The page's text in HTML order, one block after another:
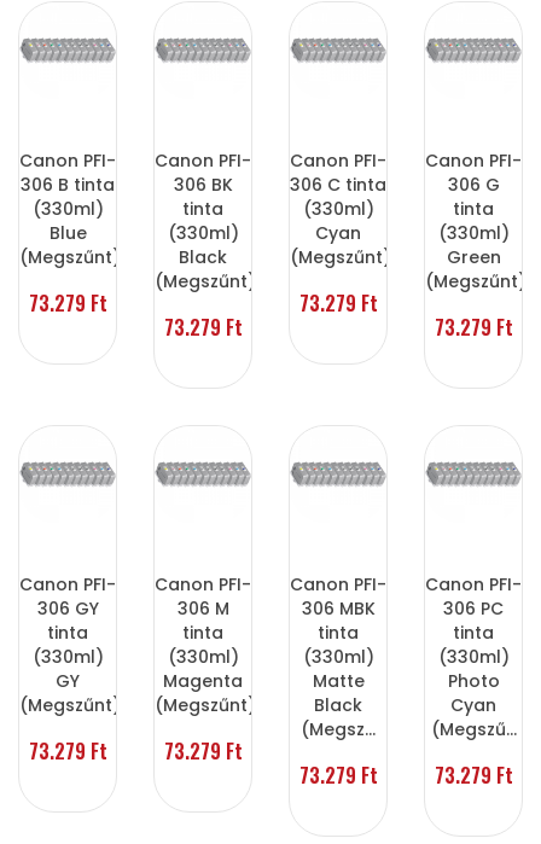
Canon PFI-
306 B tinta
(330ml)
Blue
(Megszűnt)
73.279 Ft
Canon PFI-
306 BK
tinta
(330ml)
Black
(Megszűnt)
73.279 Ft
Canon PFI-
306 C tinta
(330ml)
Cyan
(Megszűnt)
73.279 Ft
Canon PFI-
306 G
tinta
(330ml)
Green
(Megszűnt)
73.279 Ft
Canon PFI-
306 GY
tinta
(330ml)
GY
(Megszűnt)
73.279 Ft
Canon PFI-
306 M
tinta
(330ml)
Magenta
(Megszűnt)
73.279 Ft
Canon PFI-
306 MBK
tinta
(330ml)
Matte
Black
(Megsz...
73.279 Ft
Canon PFI-
306 PC
tinta
(330ml)
Photo
Cyan
(Megszű...
73.279 Ft